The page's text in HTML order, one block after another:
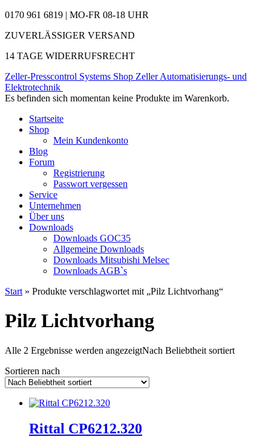
0170 961 6819 | MO-FR 08-18 UHR
ZUVERLÄSSIGER VERSAND
14 TAGE WIDERRUFSRECHT
Zeller-Presscontrol Systems Shop Zeller Automatisierungs- und
Elektrotechnik
Es befinden sich momentan keine Produkte im Warenkorb.
Startseite
Shop
Mein Kundenkonto
Blog
Forum
Registrierung
Passwort vergessen
Service
Unternehmen
Über uns
Downloads
Downloads GOC35
Allgemeine Downloads
Downloads Mitsubishi Melsec
Downloads AGB`s
Start » Produkte verschlagwortet mit „Pilz Lichtvorhang“
Pilz Lichtvorhang
Alle 2 Ergebnisse werden angezeigtNach Beliebtheit sortiert
Sortieren nach
Rittal CP6212.320